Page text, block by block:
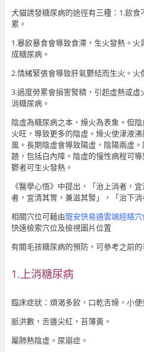
犬貓誘發糖尿病的途徑有三種：1.飲食
累。
1.暴飲暴食會導致食滯，生火發熱。
成糖尿病。
2.情緒緊張會導致肝氣鬱結而生火。火
3.過度勞累會損害腎精，引起虛熱或
消糖尿病。
陰虛為糖尿病之本，燥火為表象。但
火旺，導致更多的陰虛。燥火使津液
風。長期陰虛會導致陽虛，陰陽兩虛
題，包括白內障。陰虛的慢性病程可
鬱者可生火發熱。
《醫學心悟》中提出，「治上消者，
者，宜清其胃，兼滋其腎」，「治下
相關穴位可藉由寵安快易通雲端經絡穴
快速檢索穴位及檢視圖片位置
有關毛孩糖尿病的預防，可參考之前的
1.上消糖尿病
臨床症狀：煩渴多飲，口乾舌燥，小
脈洪數，舌邊尖紅，苔薄黃。
屬肺熱陰虛。尿崩症。